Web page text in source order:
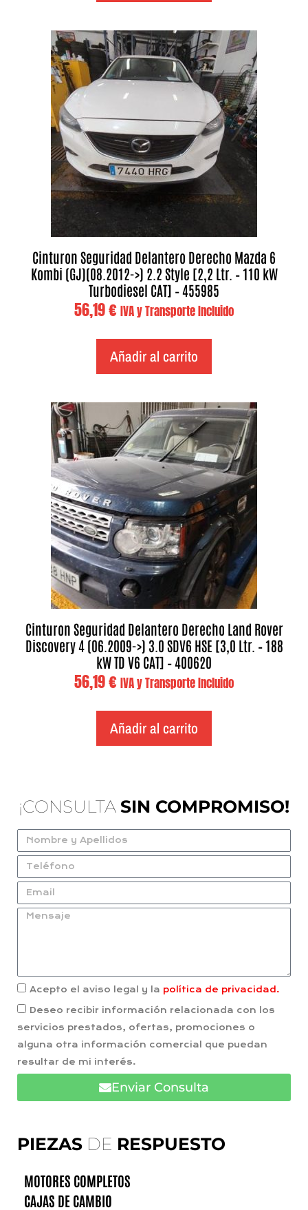
Cinturon Seguridad Delantero Derecho Mazda 6
Kombi (GJ)(08.2012->) 2.2 Style [2,2 Ltr. – 110 kW
Turbodiesel CAT] – 455985
56,19€ IVA y Transporte Incluido
Añadir al carrito
Cinturon Seguridad Delantero Derecho Land Rover
Discovery 4 (06.2009->) 3.0 SDV6 HSE [3,0 Ltr. – 188
kW TD V6 CAT] – 400620
56,19€ IVA y Transporte Incluido
Añadir al carrito
PIEZAS DE RESPUESTO
MOTORES COMPLETOS
CAJAS DE CAMBIO
¡CONSULTA SIN COMPROMISO!
Acepto el aviso legal y la política de privacidad.
Deseo recibir información relacionada con los
servicios prestados, ofertas, promociones o
alguna otra información comercial que puedan
resultar de mi interés.
Enviar Consulta